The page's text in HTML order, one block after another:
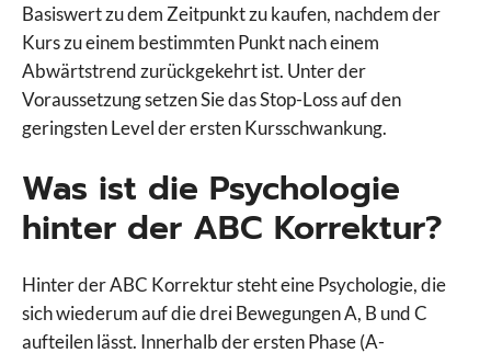
Basiswert zu dem Zeitpunkt zu kaufen, nachdem der
Kurs zu einem bestimmten Punkt nach einem
Abwärtstrend zurückgekehrt ist. Unter der
Voraussetzung setzen Sie das Stop-Loss auf den
geringsten Level der ersten Kursschwankung.
Was ist die Psychologie
hinter der ABC Korrektur?
Hinter der ABC Korrektur steht eine Psychologie, die
sich wiederum auf die drei Bewegungen A, B und C
aufteilen lässt. Innerhalb der ersten Phase (A-